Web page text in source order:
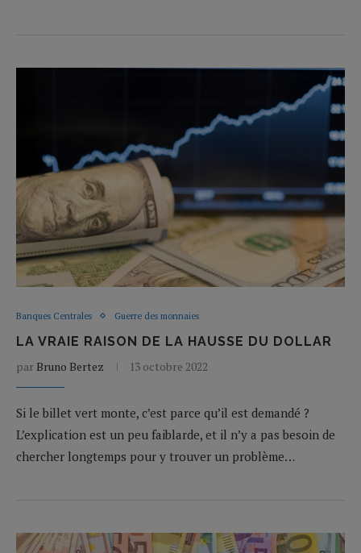
Banques Centrales Guerre des monnaies
LA VRAIE RAISON DE LA HAUSSE DU DOLLAR
par Bruno Bertez 13 octobre 2022
Si le billet vert monte, c’est parce qu’il est demandé ?
L’explication est un peu faiblarde, et il n’y a pas besoin de
chercher longtemps pour y trouver un problème…